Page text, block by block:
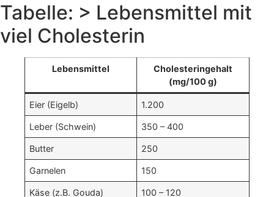
Tabelle: > Lebensmittel mit
viel Cholesterin
Lebens­mittel
Cholesterin­gehalt
(mg/100 g)
Eier (Eigelb) 1.200
Leber (Schwein) 350 – 400
Butter 250
Garnelen 150
Käse (z.B. Gouda) 100 – 120